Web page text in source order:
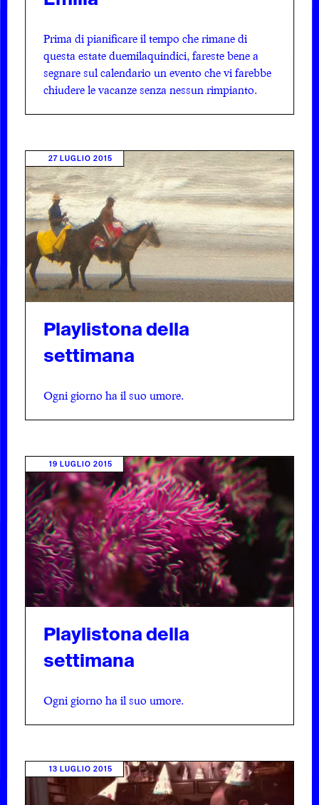
Prima di pianificare il tempo che rimane di
questa estate duemilaquindici, fareste bene a
segnare sul calendario un evento che vi farebbe
chiudere le vacanze senza nessun rimpianto.
27 LUGLIO 2015
Playlistona della
settimana
Ogni giorno ha il suo umore.
19 LUGLIO 2015
Playlistona della
settimana
Ogni giorno ha il suo umore.
13 LUGLIO 2015